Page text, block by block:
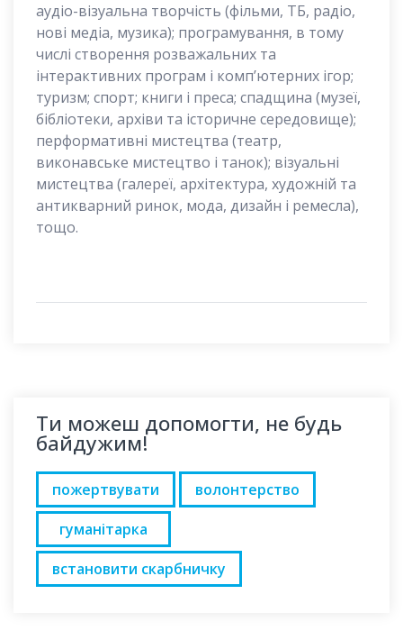
аудіо-візуальна творчість (фільми, ТБ, радіо,
нові медіа, музика); програмування, в тому
числі створення розважальних та
інтерактивних програм і комп’ютерних ігор;
туризм; спорт; книги і преса; спадщина (музеї,
бібліотеки, архіви та історичне середовище);
перформативні мистецтва (театр,
виконавське мистецтво і танок); візуальні
мистецтва (галереї, архітектура, художній та
антикварний ринок, мода, дизайн і ремесла),
тощо.
Ти можеш допомогти, не будь
байдужим!
пожертвувати
волонтерство
гуманітарка
встановити скарбничку